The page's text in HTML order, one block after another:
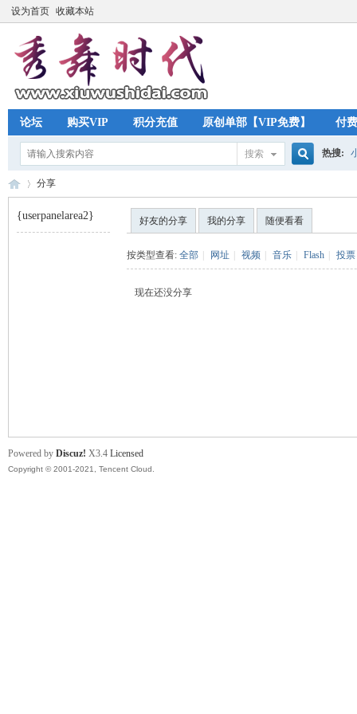
设为首页 收藏本站
论坛 购买VIP 积分充值 原创单部【VIP免费】 付
搜索 热搜:
分享
{userpanelarea2} 好友的分享 我的分享 随便看看
按类型查看: 全部 网址 视频 音乐 Flash 投票
现在还没分享
Powered by Discuz! X3.4 Licensed
Copyright © 2001-2021, Tencent Cloud.